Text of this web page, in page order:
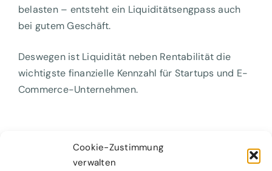
Cookie-Zustimmung
verwalten
belasten – entsteht ein Liquiditätsengpass auch
bei gutem Geschäft.
Deswegen ist Liquidität neben Rentabilität die
wichtigste finanzielle Kennzahl für Startups und E-
Commerce-Unternehmen.